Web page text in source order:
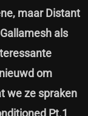
maar Distant
als
om
we ze spraken
Pt.1